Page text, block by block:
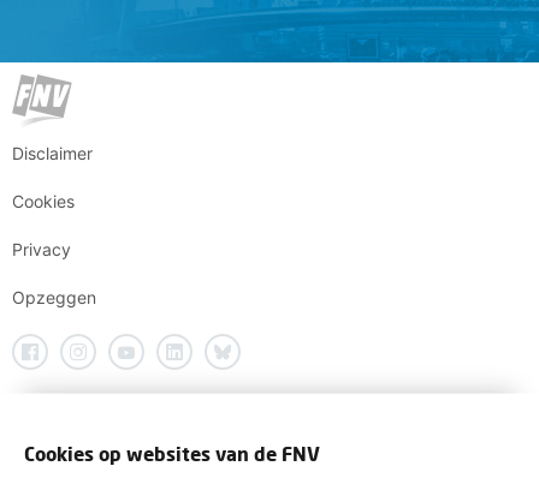
Disclaimer
Cookies
Privacy
Opzeggen
Cookies op websites van de FNV